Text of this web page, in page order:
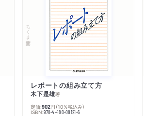
ちくま学芸文庫
レポートの組み立て方
木下是雄著
定価:902円 （10％税込み）
ISBN:978-4-480-08121-6